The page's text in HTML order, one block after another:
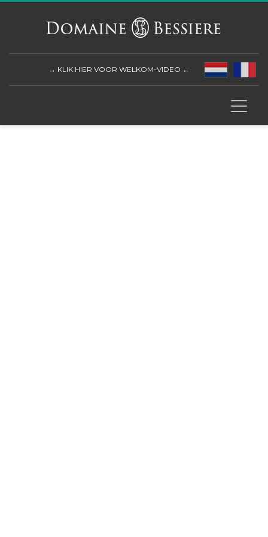
→ KLIK HIER VOOR WELKOM-VIDEO ←